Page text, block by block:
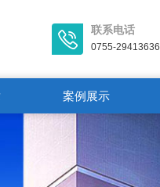
联系电话
0755-29413636
案例展示